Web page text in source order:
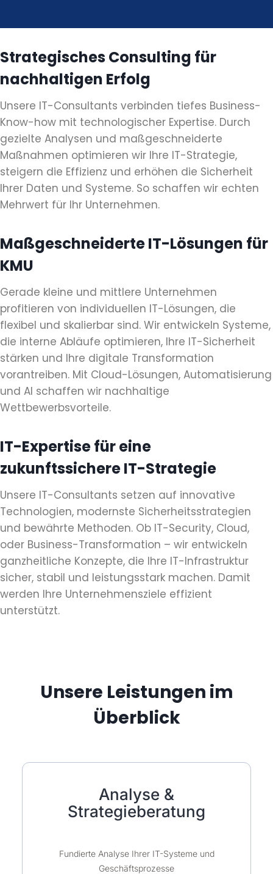
Strategisches Consulting für
nachhaltigen Erfolg
Unsere IT-Consultants verbinden tiefes Business-
Know-how mit technologischer Expertise. Durch
gezielte Analysen und maßgeschneiderte
Maßnahmen optimieren wir Ihre IT-Strategie,
steigern die Effizienz und erhöhen die Sicherheit
Ihrer Daten und Systeme. So schaffen wir echten
Mehrwert für Ihr Unternehmen.
Maßgeschneiderte IT-Lösungen für
KMU
Gerade kleine und mittlere Unternehmen
profitieren von individuellen IT-Lösungen, die
flexibel und skalierbar sind. Wir entwickeln Systeme,
die interne Abläufe optimieren, Ihre IT-Sicherheit
stärken und Ihre digitale Transformation
vorantreiben. Mit Cloud-Lösungen, Automatisierung
und AI schaffen wir nachhaltige
Wettbewerbsvorteile.
IT-Expertise für eine
zukunftssichere IT-Strategie
Unsere IT-Consultants setzen auf innovative
Technologien, modernste Sicherheitsstrategien
und bewährte Methoden. Ob IT-Security, Cloud,
oder Business-Transformation – wir entwickeln
ganzheitliche Konzepte, die Ihre IT-Infrastruktur
sicher, stabil und leistungsstark machen. Damit
werden Ihre Unternehmensziele effizient
unterstützt.
Unsere Leistungen im
Überblick
Analyse &
Strategieberatung
Fundierte Analyse Ihrer IT-Systeme und
Geschäftsprozesse